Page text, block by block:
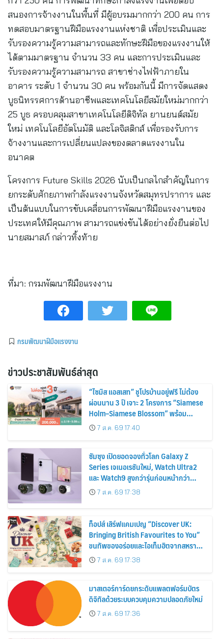
สนองการจ้างงานในพื้นที่ มีผู้อบรมมากกว่า 200 คน การ
ทดสอบมาตรฐานฝีมือแรงงานแห่งชาติ เพื่อประเมินและ
รับรองความรู้ความสามารถและทักษะฝีมือของแรงงานให้
ได้ตามมาตรฐาน จำนวน 33 คน และการประเมินและ
รับรองความรู้ความสามารถ สาขาช่างไฟฟ้าภายใน
อาคาร ระดับ 1 จำนวน 30 คน พร้อมกันนี้ มีการจัดแสดง
บูธนิทรรศการด้านอาชีพและเทคโนโลยีสมัยใหม่มากกว่า
25 บูธ ครอบคลุมสาขาเทคโนโลยีดิจิทัล ยานยนต์สมัย
ใหม่ เทคโนโลยีอัตโนมัติ และโลจิสติกส์ เพื่อรองรับการ
จ้างงานและการเปลี่ยนแปลงของตลาดแรงงานใน
อนาคต
โครงการ Future Skills 2026 นับเป็นกลไกสำคัญในการ
ยกระดับศักยภาพกำลังแรงงานจังหวัดสมุทรปราการ และ
เป็นต้นแบบในการขับเคลื่อนการพัฒนาฝีมือแรงงานของ
ประเทศให้มีคุณภาพ สามารถแข่งขันได้อย่างยั่งยืนต่อไป
นายสมาสภ์ กล่าวทิ้งท้าย
ที่มา: กรมพัฒนาฝีมือแรงงาน
กรมพัฒนาฝีมือแรงงาน
ข่าวประชาสัมพันธ์ล่าสุด
“ไซมิส แอสเสท” ชูโปรบ้านอยู่ฟรี ไม่ต้อง
ผ่อนนาน 3 ปี เจาะ 2 โครงการ “Siamese
Holm–Siamese Blossom” พร้อม
ส่วนลดและสิทธิพิเศษถึง 31 สิงหาคม
2569
7 ส.ค. 69 17:40
ซัมซุง เปิดยอดจองทั่วโลก Galaxy Z
Series เจเนอเรชันใหม่, Watch Ultra2
และ Watch9 สูงกว่ารุ่นก่อนหน้ากว่า
30%7 ส.ค. 69 17:38
ท็อปส์ เสิร์ฟแคมเปญ “Discover UK:
Bringing British Favourites to You”
ขนทัพของอร่อยและไอเท็มฮิตจากสหราช
อาณาจักร ส่งตรงถึงมือตั้งแต่วันนี้ – 18
สิงหาคมนี้
7 ส.ค. 69 17:38
มาสเตอร์การ์ดยกระดับแพลตฟอร์มบัตร
ดิจิทัลด้วยระบบควบคุมความปลอดภัยใหม่
7 ส.ค. 69 17:36